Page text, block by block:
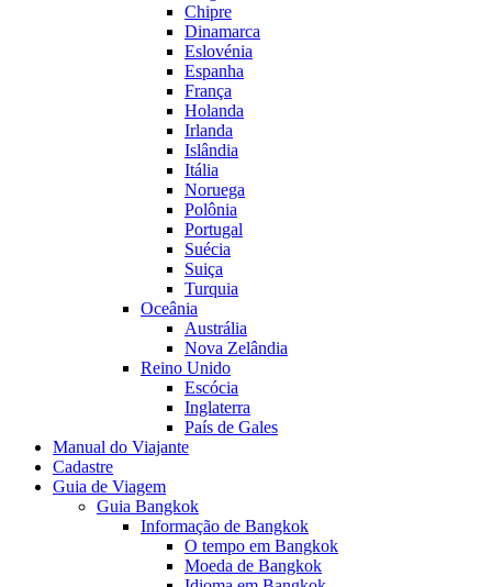
Chipre
Dinamarca
Eslovénia
Espanha
França
Holanda
Irlanda
Islândia
Itália
Noruega
Polônia
Portugal
Suécia
Suiça
Turquia
Oceânia
Austrália
Nova Zelândia
Reino Unido
Escócia
Inglaterra
País de Gales
Manual do Viajante
Cadastre
Guia de Viagem
Guia Bangkok
Informação de Bangkok
O tempo em Bangkok
Moeda de Bangkok